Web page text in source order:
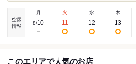
空席
情報
月
8/10
火
11
水
12
木
13
このエリアで人気のお店